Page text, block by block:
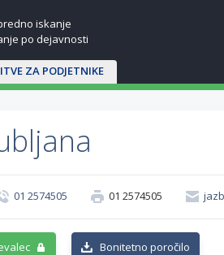
iskanje
po dejavnosti
ZA PODJETNIKE
01 2574505 01 2574505
Bonitetno poročilo